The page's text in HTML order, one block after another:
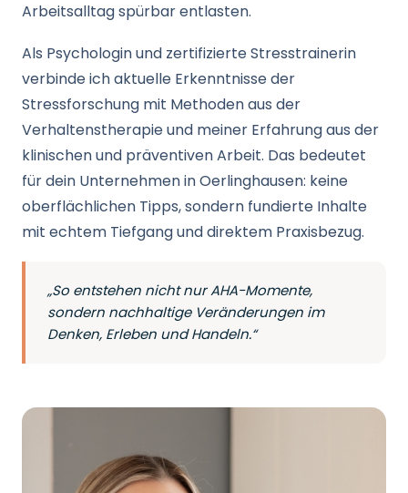
Arbeitsalltag spürbar entlasten.
Als Psychologin und zertifizierte Stresstrainerin
verbinde ich aktuelle Erkenntnisse der
Stressforschung mit Methoden aus der
Verhaltenstherapie und meiner Erfahrung aus der
klinischen und präventiven Arbeit. Das bedeutet
für dein Unternehmen in Oerlinghausen: keine
oberflächlichen Tipps, sondern fundierte Inhalte
mit echtem Tiefgang und direktem Praxisbezug.
„So entstehen nicht nur AHA-Momente,
sondern nachhaltige Veränderungen im
Denken, Erleben und Handeln.“